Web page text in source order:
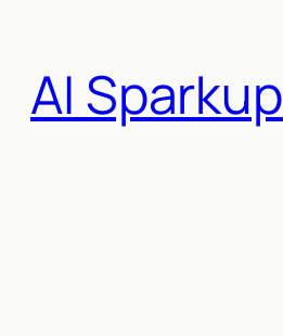
AI Sparkup